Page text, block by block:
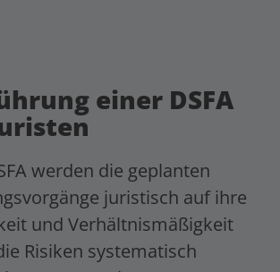
einer DSFA
werden die geplanten
juristisch auf ihre
und Verhältnismäßigkeit
Risiken systematisch